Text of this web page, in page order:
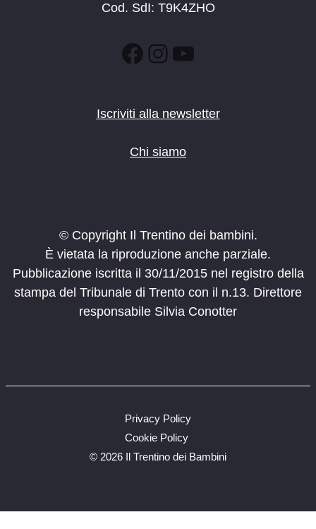
Cod. SdI: T9K4ZHO
Facebook
Instagram
YouTube
Iscriviti alla newsletter
Chi siamo
© Copyright Il Trentino dei bambini.
È vietata la riproduzione anche parziale.
Pubblicazione iscritta il 30/11/2015 nel registro della
stampa del Tribunale di Trento con il n.13. Direttore
responsabile Silvia Conotter
© 2026 Il Trentino dei Bambini
Privacy Policy
Cookie Policy